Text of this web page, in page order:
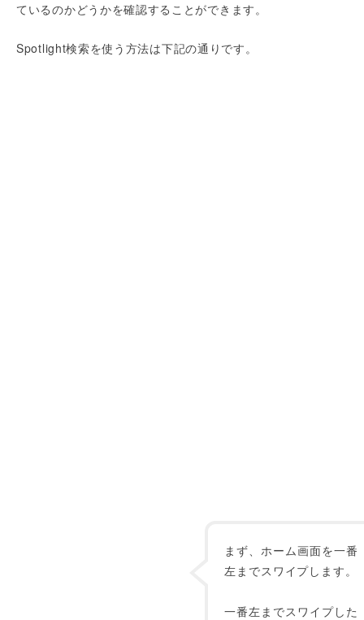
ているのかどうかを確認することができます。
Spotlight検索を使う方法は下記の通りです。
まず、ホーム画面を一番
左までスワイプします。
一番左までスワイプした